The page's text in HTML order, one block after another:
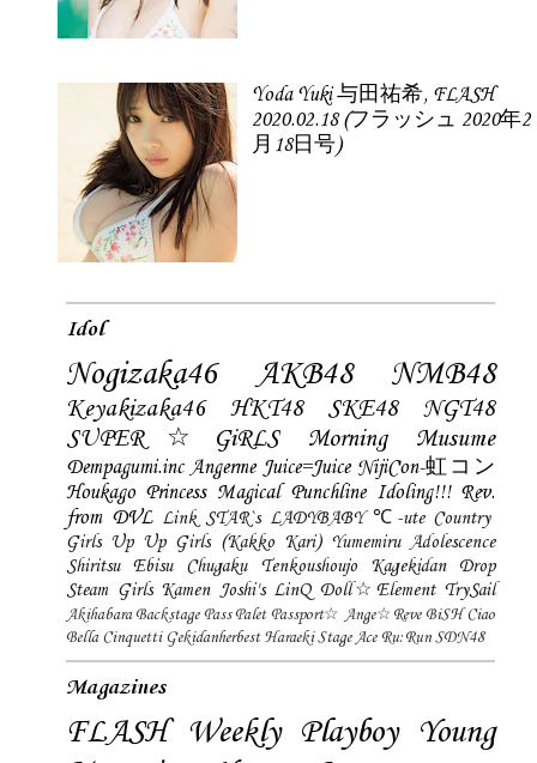
Yoda Yuki 与田祐希, FLASH
2020.02.18 (フラッシュ 2020年2
月18日号)
Idol
Nogizaka46 AKB48 NMB48
Keyakizaka46 HKT48 SKE48
NGT48
SUPER☆GiRLS
Morning Musume
Dempagumi.inc Angerme Juice=Juice NijiCon-虹コン
Houkago Princess Magical Punchline Idoling!!! Rev.
from DVL Link STAR`s LADYBABY ℃-ute Country
Girls Up Up Girls (Kakko Kari) Yumemiru Adolescence
Shiritsu Ebisu Chugaku
Tenkoushoujo Kagekidan
Drop
Steam Girls Kamen Joshi's LinQ Doll☆Element TrySail
Akihabara Backstage Pass Palet Passport☆ Ange☆Reve BiSH Ciao
Bella Cinquetti Gekidanherbest Haraeki Stage Ace Ru:Run SDN48
Magazines
FLASH Weekly Playboy Young